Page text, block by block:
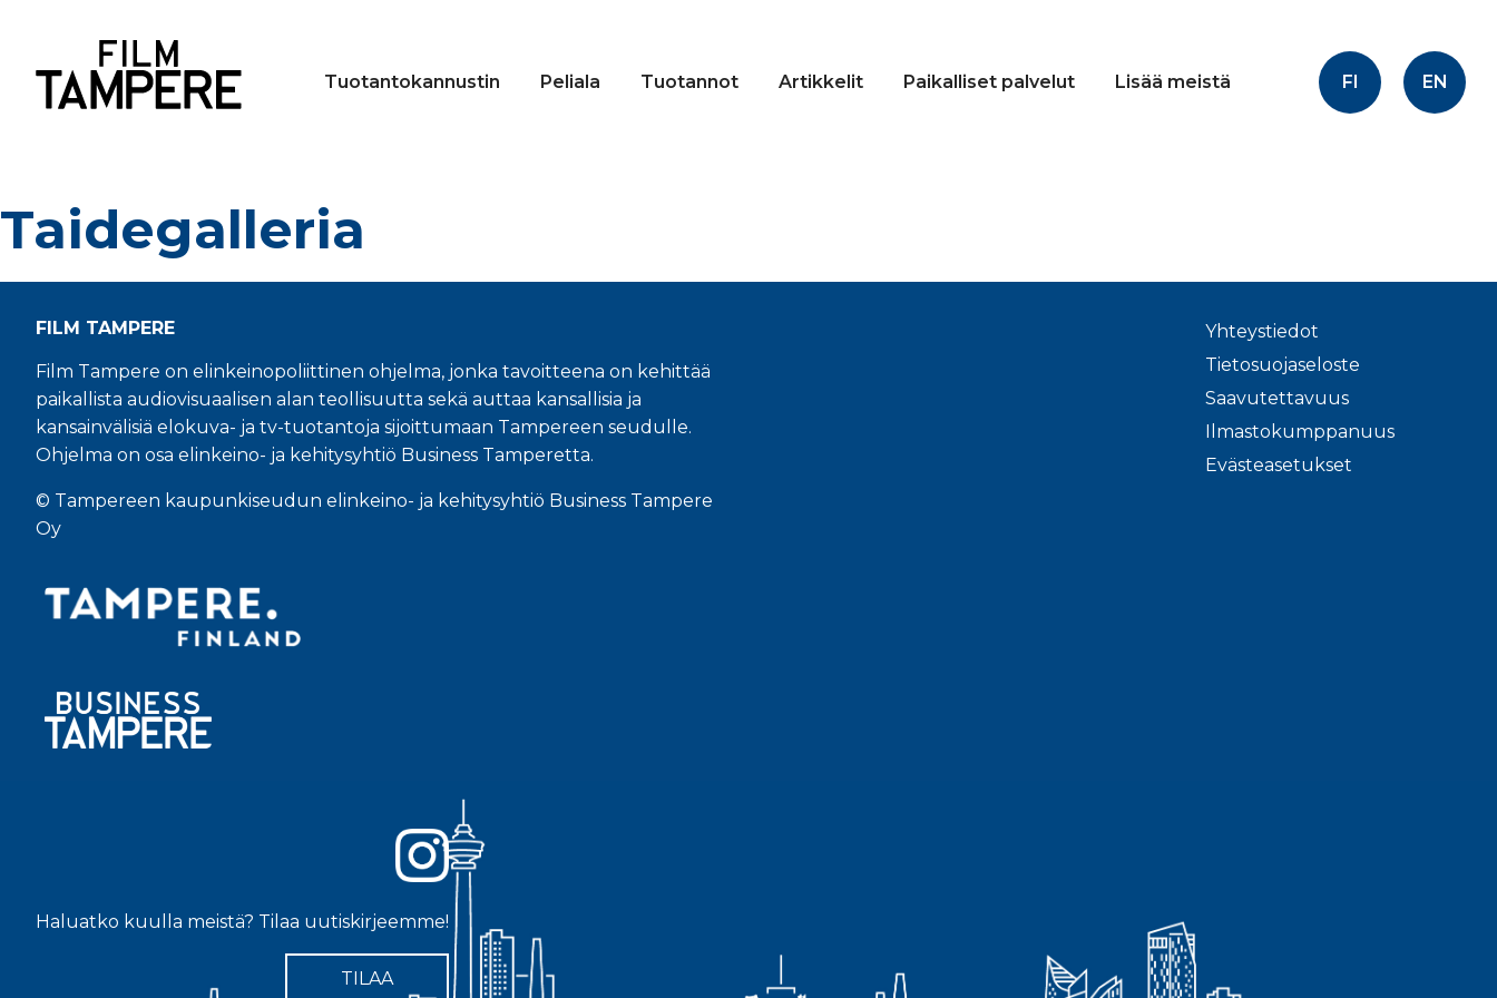
Tuotantokannustin Peliala Tuotannot Artikkelit Paikalliset palvelut Lisää meistä FI EN
Taidegalleria
FILM TAMPERE
Film Tampere on elinkeinopoliittinen ohjelma, jonka tavoitteena on kehittää
paikallista audiovisuaalisen alan teollisuutta sekä auttaa kansallisia ja
kansainvälisiä elokuva- ja tv-tuotantoja sijoittumaan Tampereen seudulle.
Ohjelma on osa elinkeino- ja kehitysyhtiö Business Tamperetta.
© Tampereen kaupunkiseudun elinkeino- ja kehitysyhtiö Business Tampere
Oy
Yhteystiedot
Tietosuojaseloste
Saavutettavuus
Ilmastokumppanuus
Evästeasetukset
Haluatko kuulla meistä? Tilaa uutiskirjeemme!
TILAA